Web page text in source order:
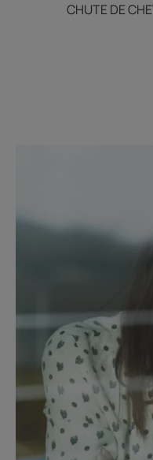
CHUTE DE
chute
au
stress